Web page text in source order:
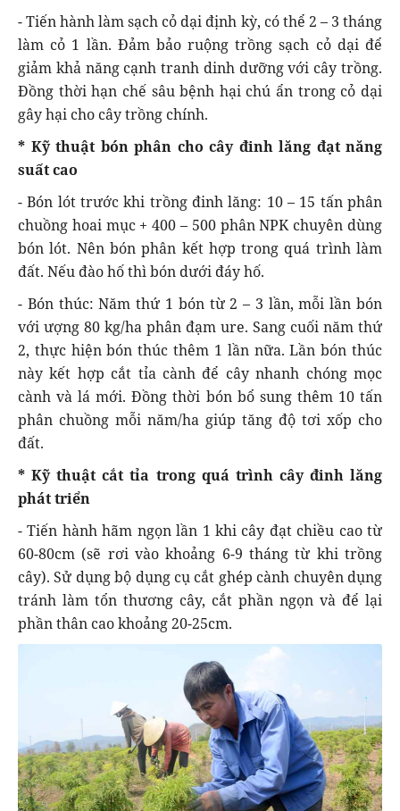
- Tiến hành làm sạch cỏ dại định kỳ, có thể 2 – 3 tháng
làm cỏ 1 lần. Đảm bảo ruộng trồng sạch cỏ dại để
giảm khả năng cạnh tranh dinh dưỡng với cây trồng.
Đồng thời hạn chế sâu bệnh hại chú ẩn trong cỏ dại
gây hại cho cây trồng chính.
* Kỹ thuật bón phân cho cây đinh lăng đạt năng
suất cao
- Bón lót trước khi trồng đinh lăng: 10 – 15 tấn phân
chuồng hoai mục + 400 – 500 phân NPK chuyên dùng
bón lót. Nên bón phân kết hợp trong quá trình làm
đất. Nếu đào hố thì bón dưới đáy hố.
- Bón thúc: Năm thứ 1 bón từ 2 – 3 lần, mỗi lần bón
với ượng 80 kg/ha phân đạm ure. Sang cuối năm thứ
2, thực hiện bón thúc thêm 1 lần nữa. Lần bón thúc
này kết hợp cắt tỉa cành để cây nhanh chóng mọc
cành và lá mới. Đồng thời bón bổ sung thêm 10 tấn
phân chuồng mỗi năm/ha giúp tăng độ tơi xốp cho
đất.
* Kỹ thuật cắt tỉa trong quá trình cây đinh lăng
phát triển
- Tiến hành hãm ngọn lần 1 khi cây đạt chiều cao từ
60-80cm (sẽ rơi vào khoảng 6-9 tháng từ khi trồng
cây). Sử dụng bộ dụng cụ cắt ghép cành chuyên dụng
tránh làm tổn thương cây, cắt phần ngọn và để lại
phần thân cao khoảng 20-25cm.